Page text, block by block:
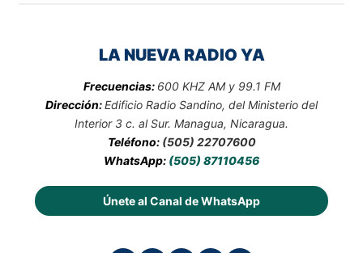
LA NUEVA RADIO YA
Frecuencias: 600 KHZ AM y 99.1 FM
Dirección:Edificio Radio Sandino, del Ministerio del
Interior 3 c. al Sur. Managua, Nicaragua.
Teléfono: (505) 22707600
WhatsApp: (505) 87110456
Únete al Canal de WhatsApp